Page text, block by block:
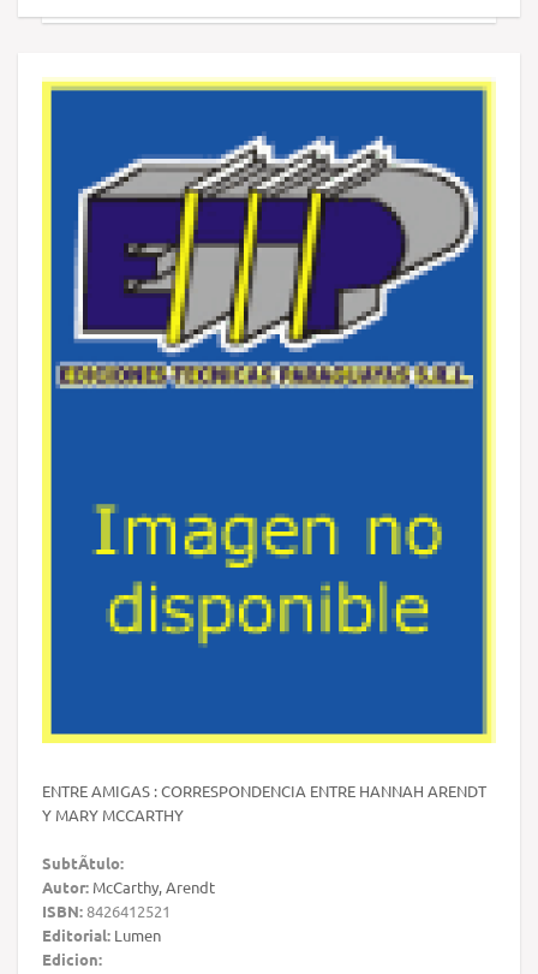
ENTRE AMIGAS : CORRESPONDENCIA ENTRE HANNAH ARENDT
Y MARY MCCARTHY
SubtÃ­tulo:
Autor: McCarthy, Arendt
ISBN:8426412521
Editorial: Lumen
Edicion: